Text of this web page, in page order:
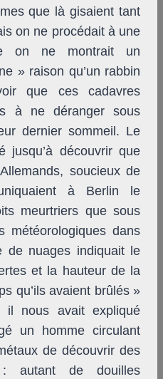
que là gisaient tant
on ne procédait à une
on ne montrait un
» raison qu’un rabbin
que ces cadavres
à ne déranger sous
dernier sommeil. Le
jusqu’à découvrir que
soucieux de
à Berlin le
meurtriers que sous
météorologiques dans
de nuages indiquait le
et la hauteur de la
qu’ils avaient brûlés »
il nous avait expliqué
un homme circulant
de découvrir des
: autant de douilles